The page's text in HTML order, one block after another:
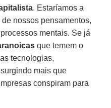
. Estaríamos a
nossos pensamentos,
mentais. Se já
que temem o
tecnologias,
mais que
conspiram para